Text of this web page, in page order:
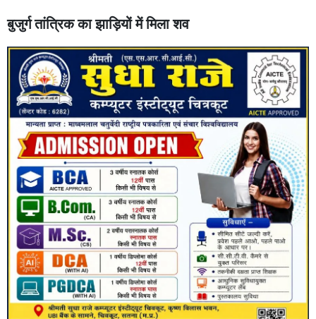
बुजुर्ग तांत्रिक का झाड़ियों में मिला शव